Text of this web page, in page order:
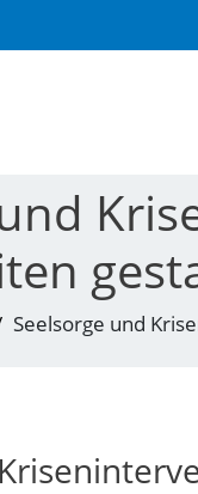
Seelsorge und